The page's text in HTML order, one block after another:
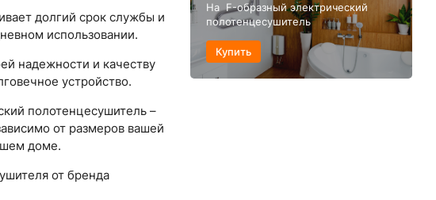
долгий срок службы и
использовании.
надежности и качеству
устройство.
полотенцесушитель –
от размеров вашей
доме.
от бренда
На F-образный электрический
полотенцесушитель
Купить